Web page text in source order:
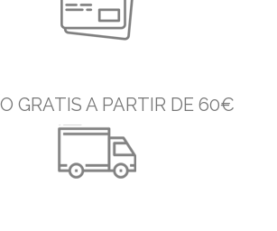
GRATIS A PARTIR DE 60€